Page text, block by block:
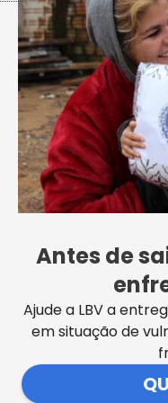
Adriane
Natal da LBV e
seguidores pela
SEDE CENTRAL
Antes de
Ajude a LBV a
em situação de